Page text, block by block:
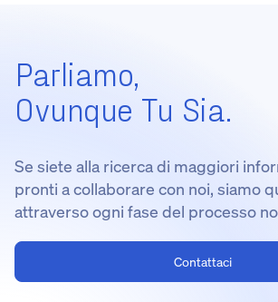
Parliamo,
Ovunque Tu Sia.
Se siete alla ricerca di maggiori
pronti a collaborare con noi, siamo
attraverso ogni fase del processo
Contattaci